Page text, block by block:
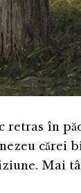
retras în
cărei
Mai